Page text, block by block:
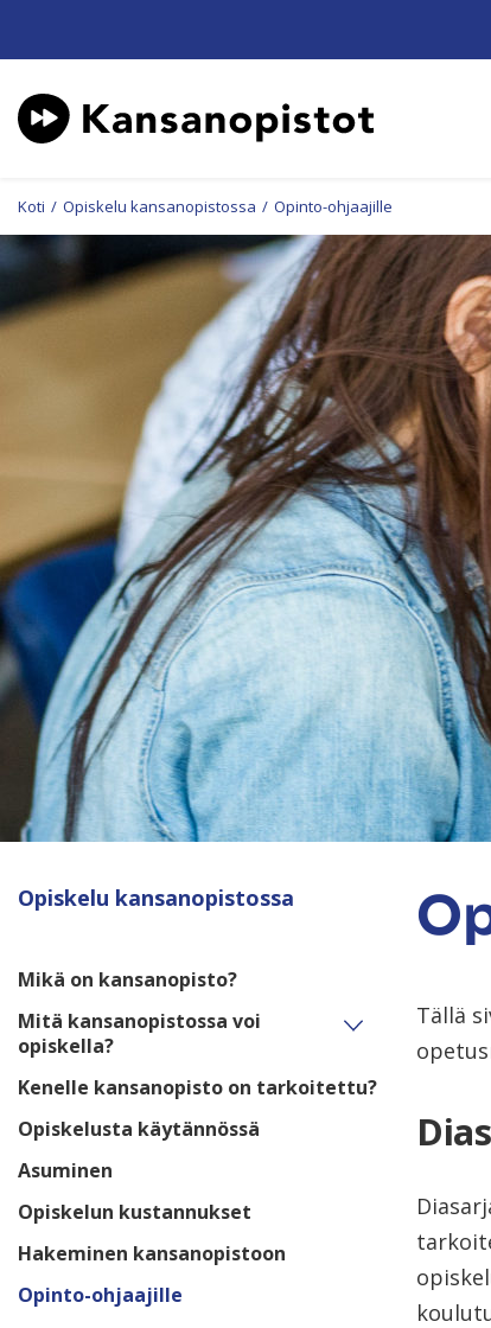
Koti / Opiskelu kansanopistossa / Opinto-ohjaajille
Opiskelu kansanopistossa
Mikä on kansanopisto?
Mitä kansanopistossa voi
opiskella?
Kenelle kansanopisto on tarkoitettu?
Opiskelusta käytännössä
Asuminen
Opiskelun kustannukset
Hakeminen kansanopistoon
Opinto-ohjaajille
Tällä